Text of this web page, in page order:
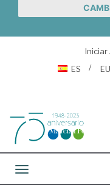
Iniciar
ES
Toggle navigation